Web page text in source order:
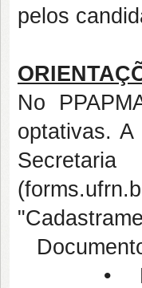
pelos
No
optativas. A
•